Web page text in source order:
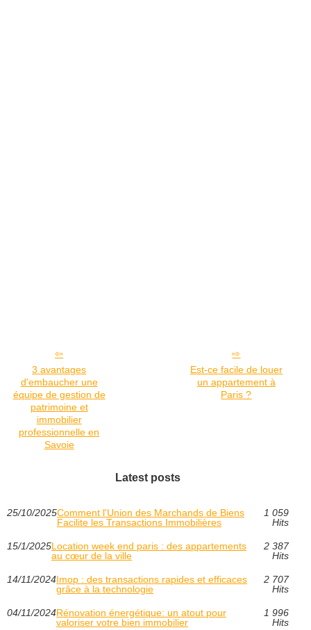
3 avantages
d'embaucher une
équipe de gestion de
patrimoine et
immobilier
professionnelle en
Savoie
Est-ce facile de louer
un appartement à
Paris ?
Latest posts
25/10/2025Comment l'Union des Marchands de Biens
Facilite les Transactions Immobilières
1 059
Hits
15/1/2025Location week end paris : des appartements
au cœur de la ville
2 387
Hits
14/11/2024Imop : des transactions rapides et efficaces
grâce à la technologie
2 707
Hits
04/11/2024Rénovation énergétique: un atout pour
valoriser votre bien immobilier
1 996
Hits